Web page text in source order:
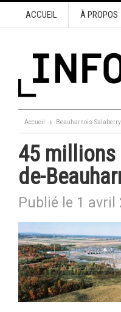
ACCUEIL À PROPOS
Accueil Beauharnois-Salaberry
45 millions
de-
Publié le 1 avril